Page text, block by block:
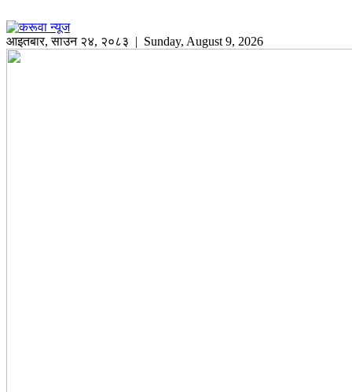
आइतबार,साउन २४, २०८३ | Sunday, August 9, 2026